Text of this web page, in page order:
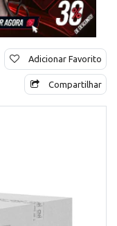
Adicionar Favorito
Compartilhar